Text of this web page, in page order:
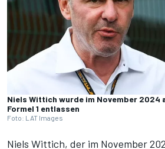
Niels Wittich wurde im November 2024
Formel 1 entlassen
Foto: LAT Images
Niels Wittich, der im November